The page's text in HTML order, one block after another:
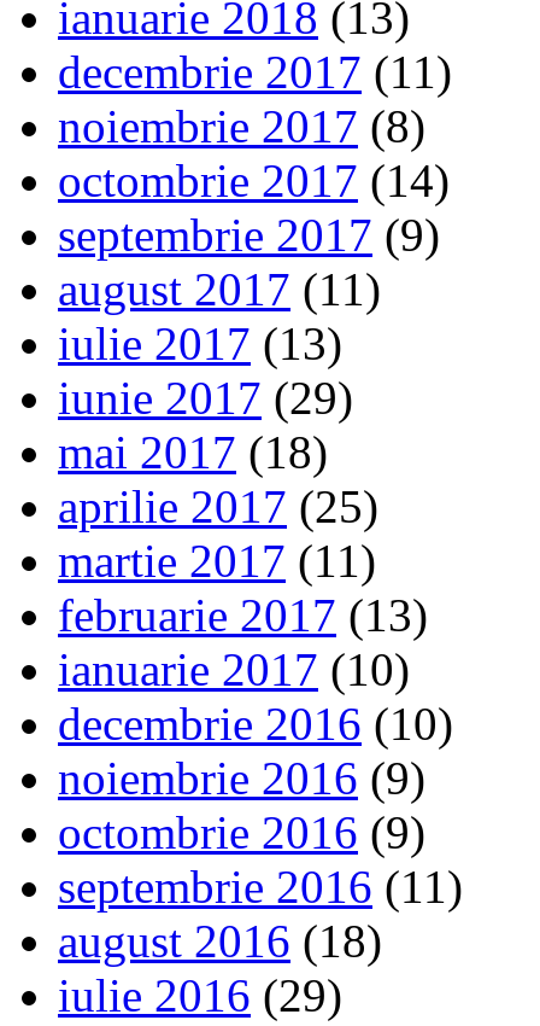
ianuarie 2018 (13)
decembrie 2017 (11)
noiembrie 2017 (8)
octombrie 2017 (14)
septembrie 2017 (9)
august 2017 (11)
iulie 2017 (13)
iunie 2017 (29)
mai 2017 (18)
aprilie 2017 (25)
martie 2017 (11)
februarie 2017 (13)
ianuarie 2017 (10)
decembrie 2016 (10)
noiembrie 2016 (9)
octombrie 2016 (9)
septembrie 2016 (11)
august 2016 (18)
iulie 2016 (29)